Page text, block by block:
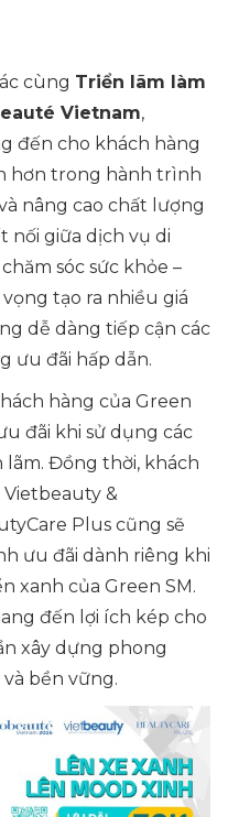
cùng Triển lãm làm
Vietnam,
đến cho khách hàng
hơn trong hành trình
nâng cao chất lượng
nối giữa dịch vụ di
sóc sức khỏe –
tạo ra nhiều giá
dễ dàng tiếp cận các
ưu đãi hấp dẫn.
hàng của Green
đãi khi sử dụng các
lãm. Đồng thời, khách
&
Plus cũng sẽ
ưu đãi dành riêng khi
xanh của Green SM.
đến lợi ích kép cho
xây dựng phong
bền vững.